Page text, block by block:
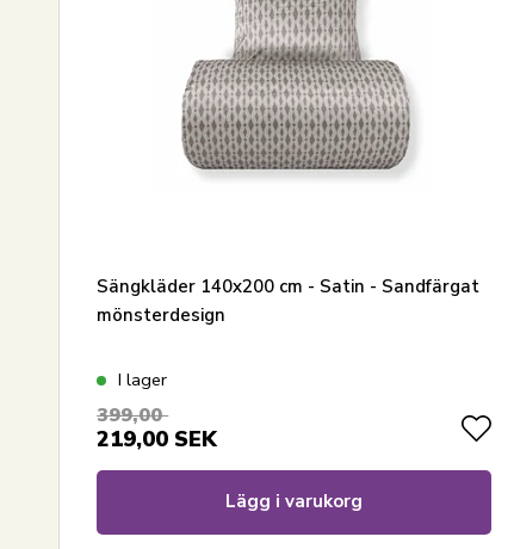
Sängkläder 140x200 cm - Satin - Sandfärgat
mönsterdesign
I lager
399,00
219,00 SEK
Lägg i varukorg